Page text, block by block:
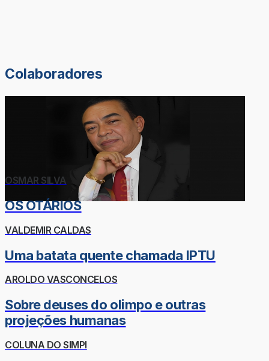
Colaboradores
OSMAR SILVA
OS OTÁRIOS
VALDEMIR CALDAS
Uma batata quente chamada IPTU
AROLDO VASCONCELOS
Sobre deuses do olimpo e outras
projeções humanas
COLUNA DO SIMPI